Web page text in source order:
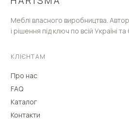
Меблі власного виробництва.
і рішення під ключ по всій Україні та
КЛІЄНТАМ
Про нас
FAQ
Каталог
Контакти